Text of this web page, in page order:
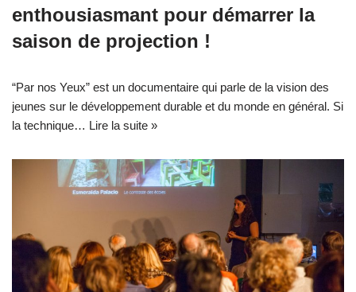
enthousiasmant pour démarrer la
saison de projection !
“Par nos Yeux” est un documentaire qui parle de la vision des
jeunes sur le développement durable et du monde en général. Si
la technique… Lire la suite »